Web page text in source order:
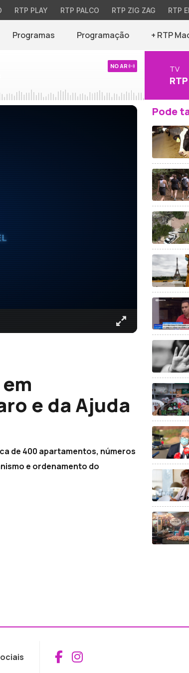
RTP PLAY RTP PALCO RTP ZIG ZAG RTP
Programas Programação + RTP
NO AR TV
e da Ajuda
de 400 apartamentos, números
e ordenamento do
Pode
Aceder ao Facebook
Aceder ao